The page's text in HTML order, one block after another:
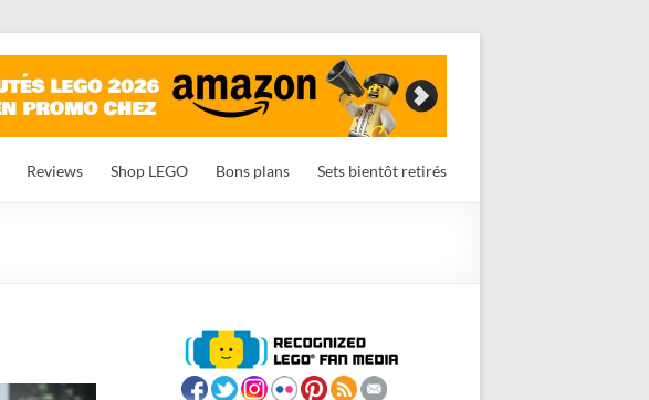
Reviews Shop LEGO Bons plans Sets bientôt retirés